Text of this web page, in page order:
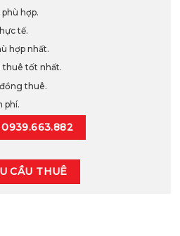
hợp.
tế.
hợp nhất.
thuê tốt nhất.
thuê.
phí.
0939.663.882
CẦU THUÊ